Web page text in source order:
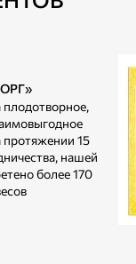
плодотворное,
протяжении 15
нашей
более 170